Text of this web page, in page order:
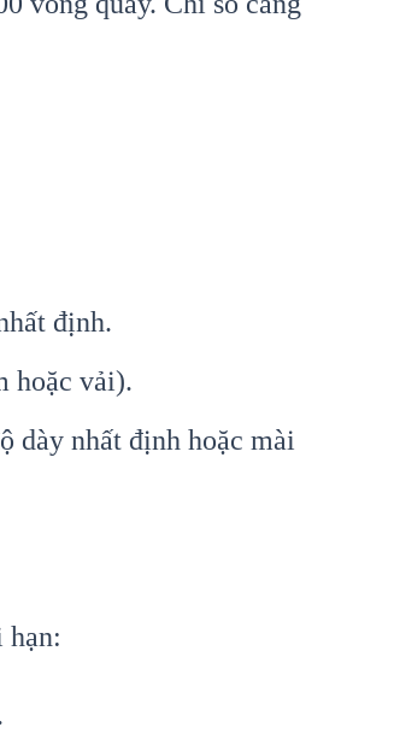
định.
hoặc vải).
dày nhất định hoặc mài
hạn: